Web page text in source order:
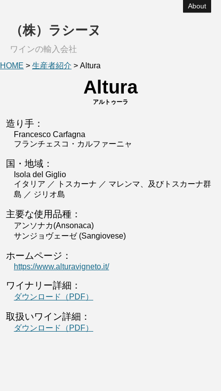
About
（株）ラシーヌ
ワインの輸入会社
HOME > 生産者紹介 > Altura
Altura
アルトゥーラ
造り手：
Francesco Carfagna
フランチェスコ・カルファーニャ
国・地域：
Isola del Giglio
イタリア ／ トスカーナ ／ マレンマ、及びトスカーナ群
島 ／ ジリオ島
主要な使用品種：
アンソナカ(Ansonaca)
サンジョヴェーゼ (Sangiovese)
ホームページ：
https://www.alturavigneto.it/
ワイナリー詳細：
ダウンロード（PDF）
取扱いワイン詳細：
ダウンロード（PDF）